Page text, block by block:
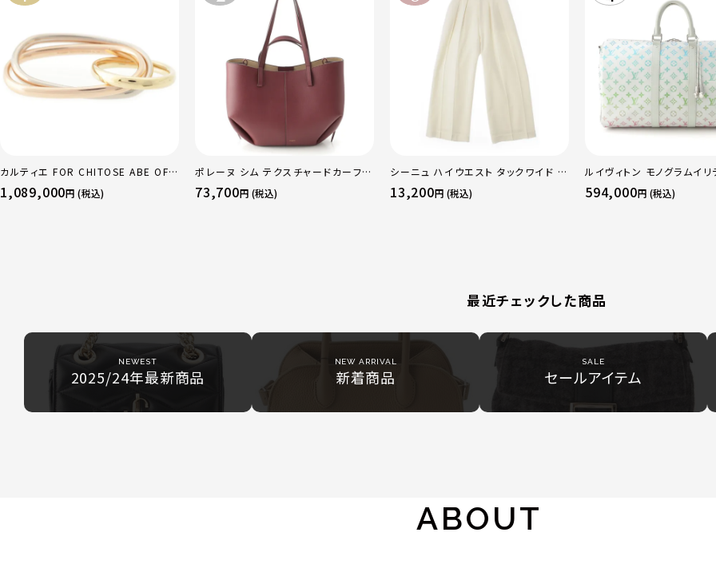
カルティエ FOR CHITOSE ABE OF
sacai サカイ 750 YG×PG×WG ト
リニティ リング 指輪 マルチカラー 50
1,089,000円 (税込)
ポレーヌ シム テクスチャードカーフレ
ザー トートバッグ ダークチェリー レギ
ュラー
73,700円 (税込)
シーニュ ハイウエスト タックワイド パ
ンツ ボトムス オフホワイト 0
13,200円 (税込)
ルイヴィトン モノグラムイ
ーポルバンドリエール45 ボ
グ M13915 マルチカラー
594,000円 (税込)
最近チェックした商品
NEWEST
2025/24年最新商品
NEW ARRIVAL
新着商品
SALE
セールアイテム
ABOUT